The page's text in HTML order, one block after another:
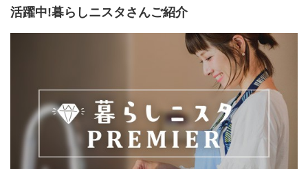
活躍中!暮らしニスタさんご紹介